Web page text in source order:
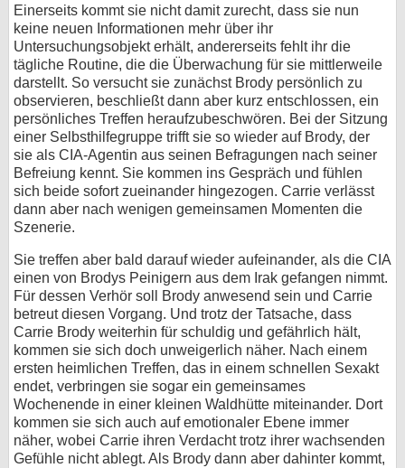
Einerseits kommt sie nicht damit zurecht, dass sie nun
keine neuen Informationen mehr über ihr
Untersuchungsobjekt erhält, andererseits fehlt ihr die
tägliche Routine, die die Überwachung für sie mittlerweile
darstellt. So versucht sie zunächst Brody persönlich zu
observieren, beschließt dann aber kurz entschlossen, ein
persönliches Treffen heraufzubeschwören. Bei der Sitzung
einer Selbsthilfegruppe trifft sie so wieder auf Brody, der
sie als CIA-Agentin aus seinen Befragungen nach seiner
Befreiung kennt. Sie kommen ins Gespräch und fühlen
sich beide sofort zueinander hingezogen. Carrie verlässt
dann aber nach wenigen gemeinsamen Momenten die
Szenerie.
Sie treffen aber bald darauf wieder aufeinander, als die CIA
einen von Brodys Peinigern aus dem Irak gefangen nimmt.
Für dessen Verhör soll Brody anwesend sein und Carrie
betreut diesen Vorgang. Und trotz der Tatsache, dass
Carrie Brody weiterhin für schuldig und gefährlich hält,
kommen sie sich doch unweigerlich näher. Nach einem
ersten heimlichen Treffen, das in einem schnellen Sexakt
endet, verbringen sie sogar ein gemeinsames
Wochenende in einer kleinen Waldhütte miteinander. Dort
kommen sie sich auch auf emotionaler Ebene immer
näher, wobei Carrie ihren Verdacht trotz ihrer wachsenden
Gefühle nicht ablegt. Als Brody dann aber dahinter kommt,